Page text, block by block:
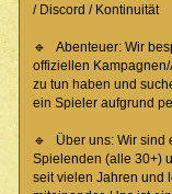
/ Discord / Kontinuität
🔹 Abenteuer: Wir
offiziellen
zu tun haben und
ein Spieler aufgrund
🔹 Über uns: Wir sind
Spielenden (alle 30+)
seit vielen Jahren und